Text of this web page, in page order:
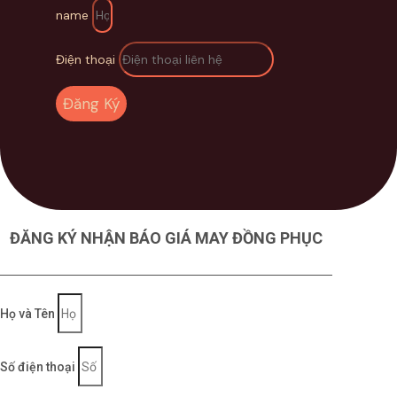
Fennik tại:https://fennik.vn/san-pham-
dong-phuc/
ng Phục FENNIK cam k
Logo và hình mẫu được in sắc nét, không
bong tróc, không phai màu qua nhiều lần giặt
ủi
Kiểu dáng phong phú, phù hợp với mọi vóc
dáng, độ tuổi, phong cách
Thiết kế MIỄN PHÍ, may mẫu MIỄN PHÍ và vận
name
Điện thoại
Đăng Ký
ĐĂNG KÝ NHẬN BÁO GIÁ MAY ĐỒNG PHỤC
Họ và Tên
Số điện thoại